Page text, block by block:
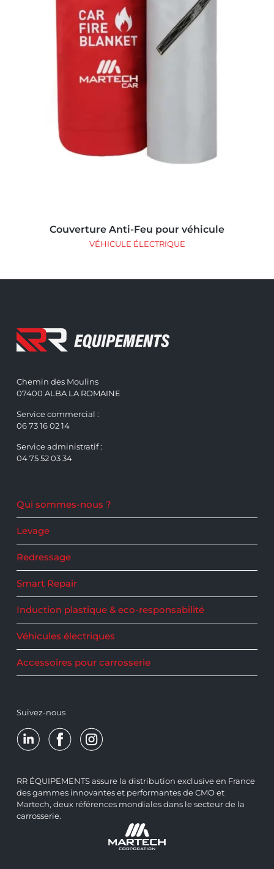
Couverture Anti-Feu pour véhicule
VÉHICULE ÉLECTRIQUE
Chemin des Moulins
07400 ALBA LA ROMAINE
Service commercial :
06 73 16 02 14
Service administratif :
04 75 52 03 34
Qui sommes-nous ?
Levage
Redressage
Smart Repair
Induction plastique & eco-responsabilité
Véhicules électriques
Accessoires pour carrosserie
Suivez-nous
RR ÉQUIPEMENTS assure la distribution exclusive en France
des gammes innovantes et performantes de CMO et
Martech, deux références mondiales dans le secteur de la
carrosserie.